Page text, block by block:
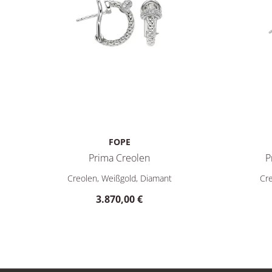
FOPE
Prima Creolen
FOPE Prima Creolen, Ref: 74708OX_BB_B_XBX_000,
Creolen, Weißgold, Diamant
3.870,00 €
FOPE